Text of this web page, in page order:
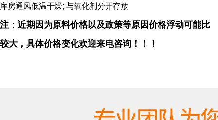
库房通风低温干燥; 与氧化剂分开存放
注 ： 近期因为原料价格以及政策等原因价格浮动可能比
较大，具体价格变化欢迎来电咨询！！！